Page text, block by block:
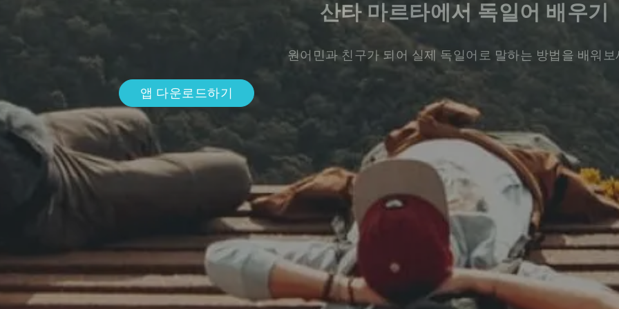
산타 마르타에서 독일어 배우기
원어민과 친구가 되어 실제 독일어로 말하는 방법을 배워보
앱 다운로드하기